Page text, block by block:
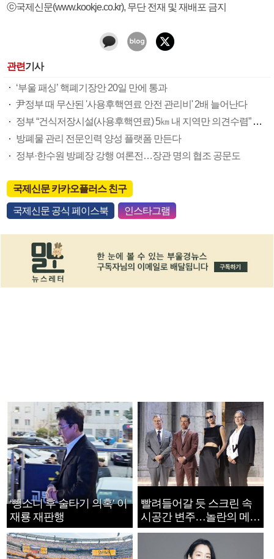
ⓒ국제신문(www.kookje.co.kr), 무단 전재 및 재배포 금지
관련기사
‘부울 패싱’ 핵폐기장안 20일 만에 통과
尹정부 때 무산된 '사용후핵연료 안전 관리비' 2배 늘어난다
정부 “건식저장시설(사용후핵연료) 5㎞ 내 지역만 의견수렴” 논란
방폐물 관리 전문인력 양성 플랫폼 만든다
정부·한수원 방폐장 강행 여론전…장관 명의 협조 공문도
국제신문 카카오플러스 친구
국제신문 공식 페이스북 인스타그램
‘뺑소니 후 술타기 의혹’ 이
재룡 재판행
빨려들어갈 듯 스크린 속
시공간 변주…놀란의 메시
지는 ‘전쟁 속죄’